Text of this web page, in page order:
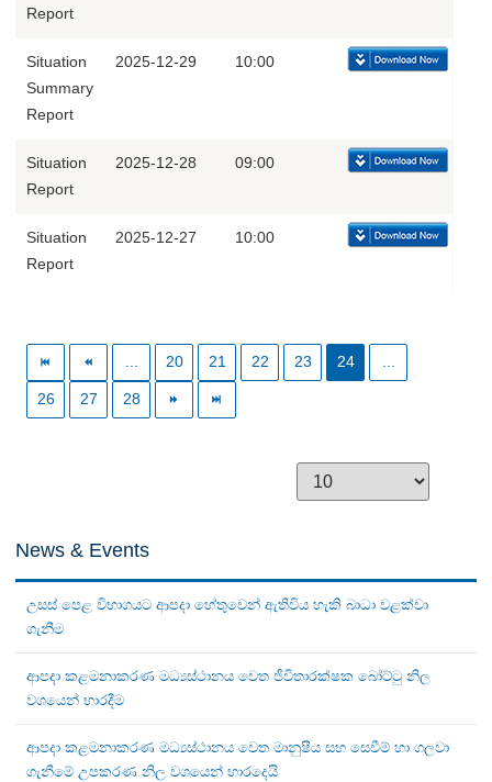
Report
Situation
Summary
Report
2025-12-29 10:00
Situation
Report
2025-12-28 09:00
Situation
Report
2025-12-27 10:00
... 20 21 22 23 24 ...
26 27 28
News & Events
උසස් පෙළ විභාගයට ආපදා හේතුවෙන් ඇතිවිය හැකි බාධා වළක්වා
ගැනීම
ආපදා කළමනාකරණ මධ්‍යස්ථානය වෙත ජීවිතාරක්ෂක බෝට්ටු නිල
වශයෙන් භාරදීම
ආපදා කළමනාකරණ මධ්‍යස්ථානය වෙත මානුෂීය සහ සෙවීම් හා ගලවා
ගැනීමේ උපකරණ නිල වශයෙන් භාරදෙයි